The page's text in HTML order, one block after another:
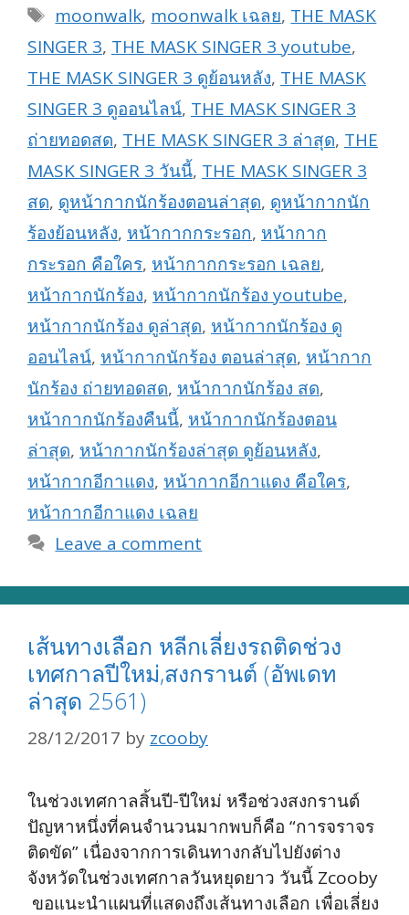
Tags
moonwalk, moonwalk เฉลย, THE MASK
SINGER 3, THE MASK SINGER 3 youtube,
THE MASK SINGER 3 ดูย้อนหลัง, THE MASK
SINGER 3 ดูออนไลน์, THE MASK SINGER 3
ถ่ายทอดสด, THE MASK SINGER 3 ล่าสุด, THE
MASK SINGER 3 วันนี้, THE MASK SINGER 3
สด, ดูหน้ากากนักร้องตอนล่าสุด, ดูหน้ากากนัก
ร้องย้อนหลัง, หน้ากากกระรอก, หน้ากาก
กระรอก คือใคร, หน้ากากกระรอก เฉลย,
หน้ากากนักร้อง, หน้ากากนักร้อง youtube,
หน้ากากนักร้อง ดูล่าสุด, หน้ากากนักร้อง ดู
ออนไลน์, หน้ากากนักร้อง ตอนล่าสุด, หน้ากาก
นักร้อง ถ่ายทอดสด, หน้ากากนักร้อง สด,
หน้ากากนักร้องคืนนี้, หน้ากากนักร้องตอน
ล่าสุด, หน้ากากนักร้องล่าสุด ดูย้อนหลัง,
หน้ากากอีกาแดง, หน้ากากอีกาแดง คือใคร,
หน้ากากอีกาแดง เฉลย
Leave a comment
เส้นทางเลือก หลีกเลี่ยงรถติดช่วง
เทศกาลปีใหม่,สงกรานต์ (อัพเดท
ล่าสุด 2561)
28/12/2017 by zcooby
ในช่วงเทศกาลสิ้นปี-ปีใหม่ หรือช่วงสงกรานต์
ปัญหาหนึ่งที่คนจำนวนมากพบก็คือ “การจราจร
ติดขัด” เนื่องจากการเดินทางกลับไปยังต่าง
จังหวัดในช่วงเทศกาลวันหยุดยาว วันนี้ Zcooby
ขอแนะนำแผนที่แสดงถึงเส้นทางเลือก เพื่อเลี่ยง